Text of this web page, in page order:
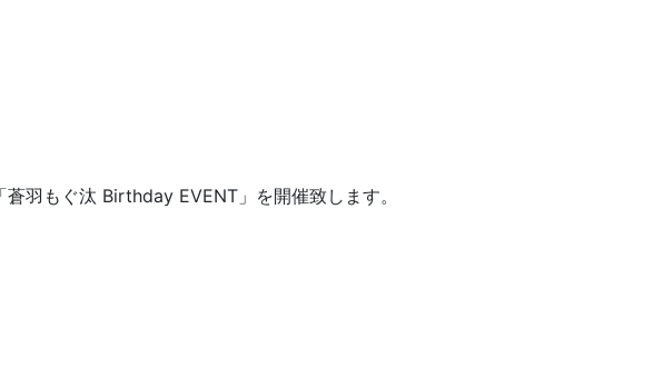
羽もぐ汰 Birthday EVENT」を開催致します。